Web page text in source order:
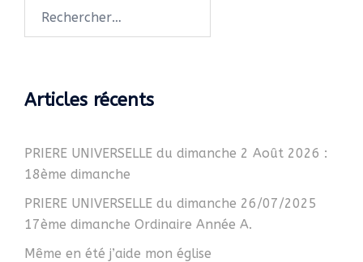
Articles récents
PRIERE UNIVERSELLE du dimanche 2 Août 2026 :
18ème dimanche
PRIERE UNIVERSELLE du dimanche 26/07/2025
17ème dimanche Ordinaire Année A.
Même en été j’aide mon église